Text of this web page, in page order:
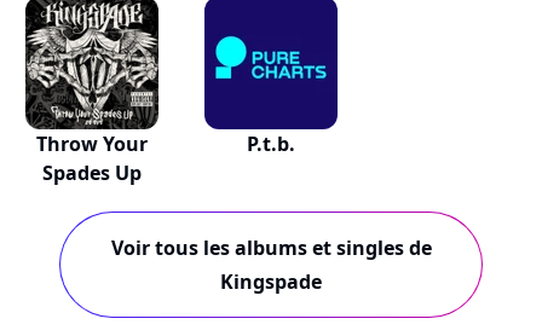
Throw Your
Spades Up
P.t.b.
Voir tous les albums et singles de
Kingspade